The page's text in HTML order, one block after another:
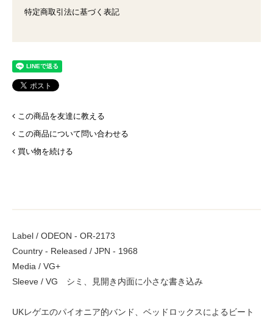
特定商取引法に基づく表記
この商品を友達に教える
この商品について問い合わせる
買い物を続ける
Label / ODEON - OR-2173
Country - Released / JPN - 1968
Media / VG+
Sleeve / VG シミ、見開き内面に小さな書き込み
UKレゲエのパイオニア的バンド、ベッドロックスによるビート